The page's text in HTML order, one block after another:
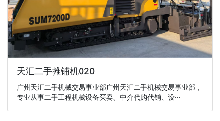
天汇二手摊铺机020
广州天汇二手机械交易事业部广州天汇二手机械交易事业部，
专业从事二手工程机械设备买卖、中介代购代销、设···